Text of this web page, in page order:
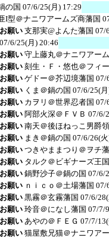
の国 07/6/25(月) 17:29
I型＠ナニワアームズ商藩国
願い 支那実@よんた藩国 07/
07/6/25(月) 20:46
願い 守上藤丸＠ナニワアー
願い 刻生・Ｆ・悠也＠フィ
願い ゲドー＠芥辺境藩国 07/
願い くま＠鍋の国 07/6/25(
願い カヲリ＠世界忍者国 07/
願い 阿部火深＠ＦＶＢ 07/6/
願い 南天＠後ほねっこ男爵領
願い まき＠鍋の国 07/6/26(
願い つきやままつり＠ヲチ
願い タルク＠ビギナーズ王国
願い 鍋野沙子＠鍋の国 07/6/
願い ｎｉｃｏ＠土場藩国 07/
願い 黒霧＠玄霧藩国 07/6/
願い 玲音＠になし藩国 07/7/
願い あやの＠ＦＥＧ 07/7/
願い 猫屋敷兄猫＠ナニワア